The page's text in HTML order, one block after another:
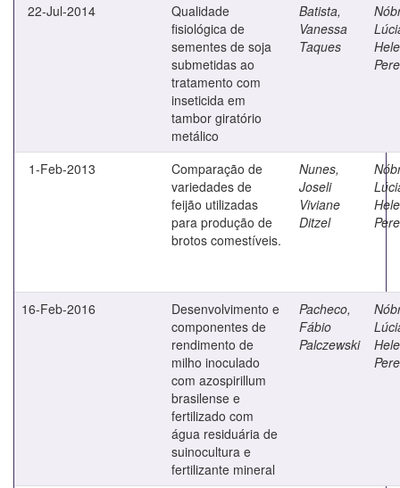
22-Jul-2014
Qualidade
fisiológica de
sementes de soja
submetidas ao
tratamento com
inseticida em
tambor giratório
metálico
Batista,
Vanessa
Taques
1-Feb-2013
Comparação de
variedades de
feijão utilizadas
para produção de
brotos comestíveis.
Nunes,
Joseli
Viviane
Ditzel
16-Feb-2016
Desenvolvimento e
componentes de
rendimento de
milho inoculado
com azospirillum
brasilense e
fertilizado com
água residuária de
suinocultura e
fertilizante mineral
Pacheco,
Fábio
Palczewski